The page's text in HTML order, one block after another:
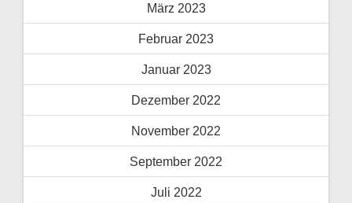
März 2023
Februar 2023
Januar 2023
Dezember 2022
November 2022
September 2022
Juli 2022